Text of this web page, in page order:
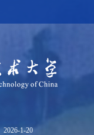
2026-1-20